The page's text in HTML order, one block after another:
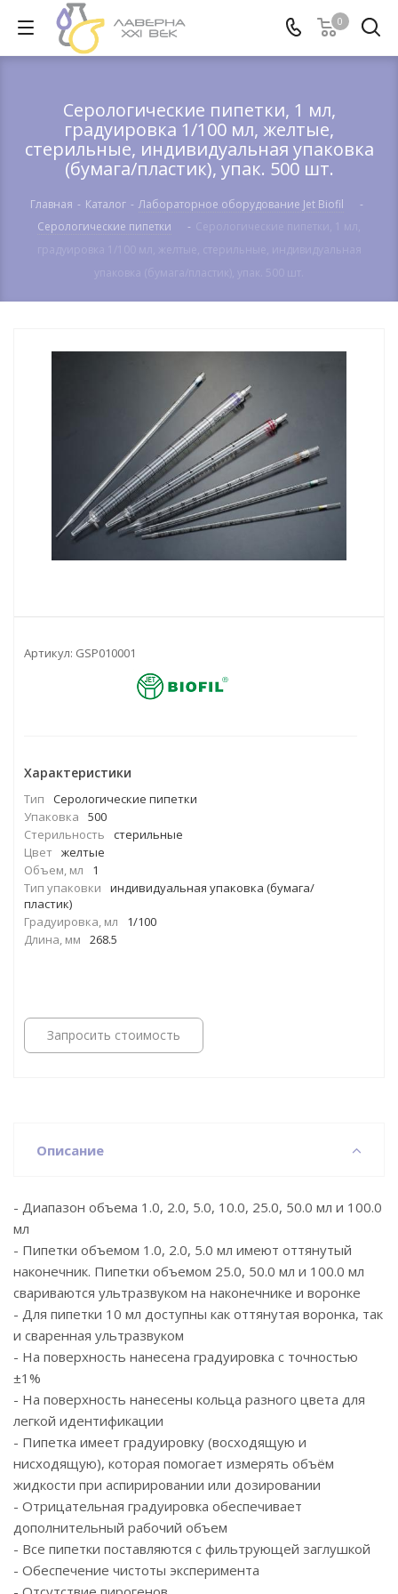
0
Серологические пипетки, 1 мл,
градуировка 1/100 мл, желтые,
стерильные, индивидуальная упаковка
(бумага/пластик), упак. 500 шт.
Главная - Каталог - Лабораторное оборудование Jet Biofil
-
Серологические пипетки
-
Артикул: GSP010001
Характеристики
Тип
Серологические пипетки
Упаковка
500
Стерильность
стерильные
Цвет желтые
Объем, мл
1
Тип упаковки
индивидуальная упаковка (бумага/
пластик)
Градуировка, мл
1/100
Длина, мм
268.5
Запросить стоимость
Описание
- Диапазон объема 1.0, 2.0, 5.0, 10.0, 25.0, 50.0 мл и 100.0
мл
- Пипетки объемом 1.0, 2.0, 5.0 мл имеют оттянутый
наконечник. Пипетки объемом 25.0, 50.0 мл и 100.0 мл
свариваются ультразвуком на наконечнике и воронке
- Для пипетки 10 мл доступны как оттянутая воронка, так
и сваренная ультразвуком
- На поверхность нанесена градуировка с точностью
±1%
- На поверхность нанесены кольца разного цвета для
легкой идентификации
- Пипетка имеет градуировку (восходящую и
нисходящую), которая помогает измерять объём
жидкости при аспирировании или дозировании
- Отрицательная градуировка обеспечивает
дополнительный рабочий объем
- Все пипетки поставляются с фильтрующей заглушкой
- Обеспечение чистоты эксперимента